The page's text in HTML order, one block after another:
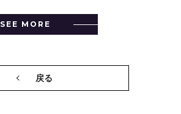
SEE MORE
戻る